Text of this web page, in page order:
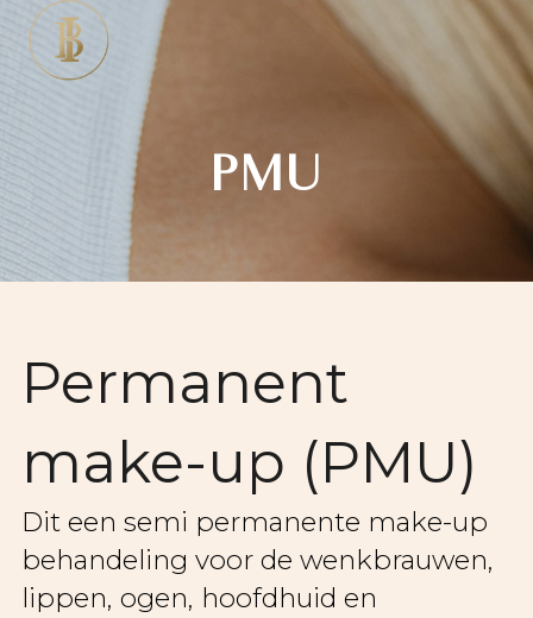
PMU
Permanent
make-up (PMU)
Dit een semi permanente make-up
behandeling voor de wenkbrauwen,
lippen, ogen, hoofdhuid en